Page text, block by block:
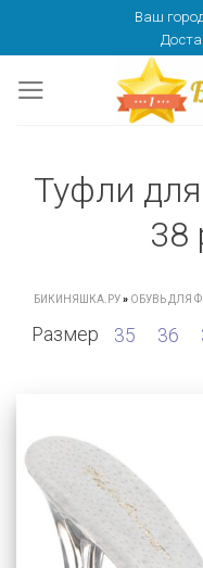
content
Ваш город
Туфли
38
БИКИНЯШКА.РУ» ОБУВЬ ДЛЯ
Размер 35 36